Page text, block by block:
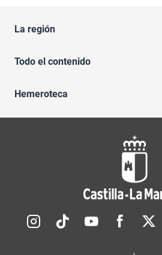
La región
Todo el contenido
Hemeroteca
Redes sociales JCCM